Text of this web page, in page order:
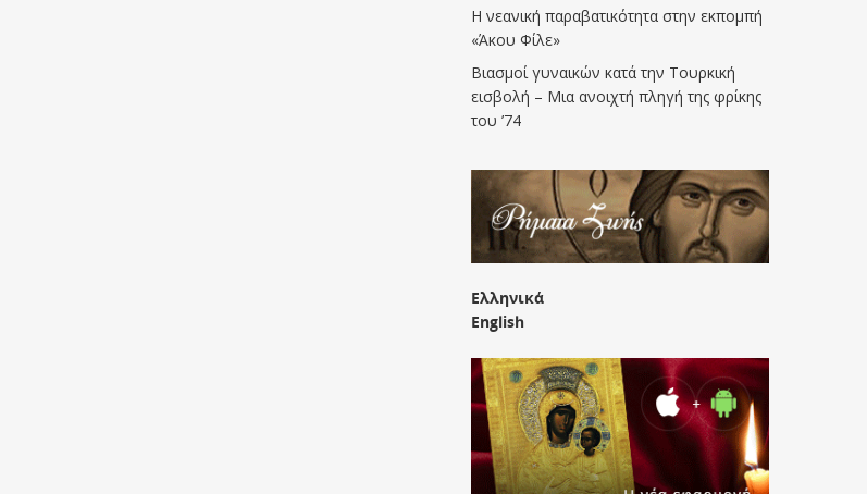
Η νεανική παραβατικότητα στην εκπομπή
«Άκου Φίλε»
Βιασμοί γυναικών κατά την Τουρκική
εισβολή – Μια ανοιχτή πληγή της φρίκης
του ’74
Ελληνικά
English